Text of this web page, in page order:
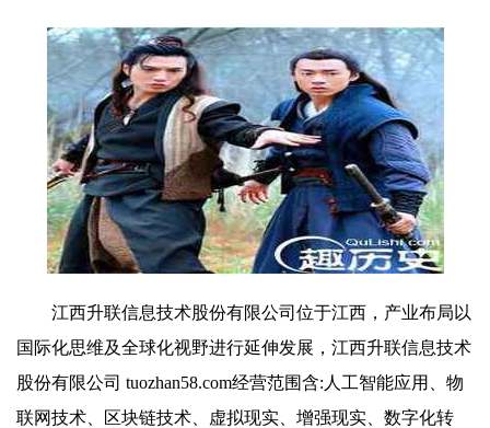
江西升联信息技术股份有限公司位于江西，产业布局以
国际化思维及全球化视野进行延伸发展，江西升联信息技术
股份有限公司 tuozhan58.com经营范围含:人工智能应用、物
联网技术、区块链技术、虚拟现实、增强现实、数字化转